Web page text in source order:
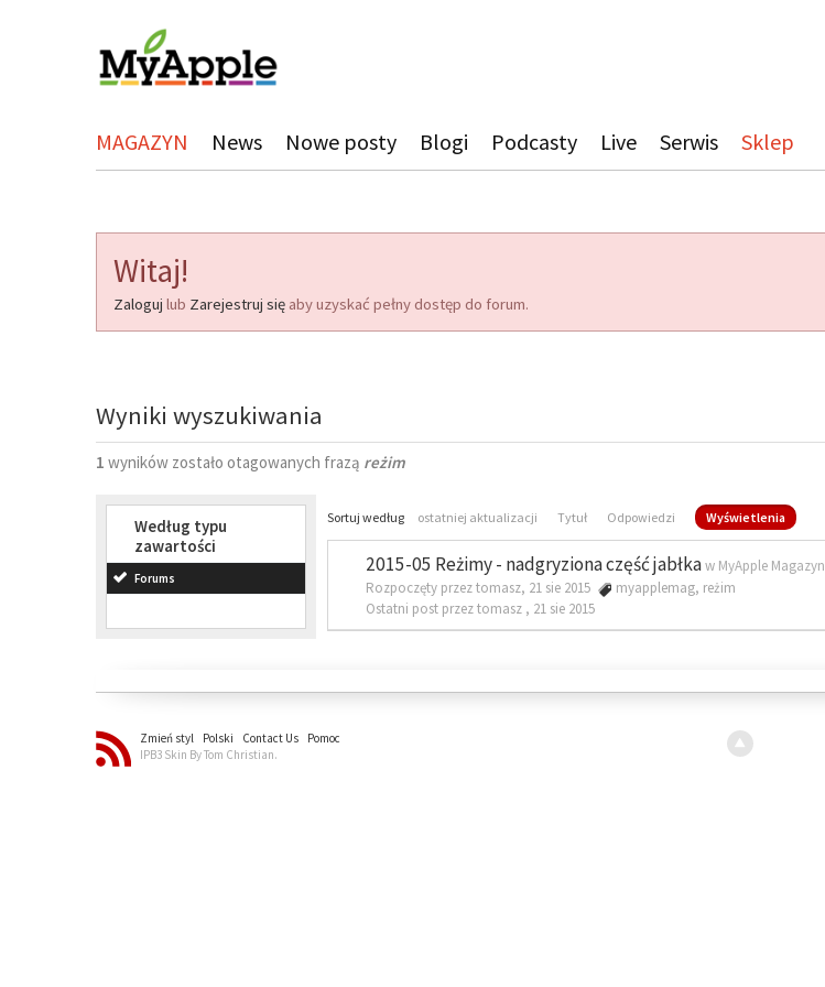
MAGAZYN News Nowe posty Blogi Podcasty Live Serwis Sklep
Witaj!
Zaloguj lub Zarejestruj się aby uzyskać pełny dostęp do forum.
Wyniki wyszukiwania
1 wyników zostało otagowanych frazą reżim
Według typu
zawartości
Forums
Sortuj według ostatniej aktualizacji Tytuł Odpowiedzi Wyświetlenia
2015-05 Reżimy - nadgryziona część jabłkaw MyApple Magazyn
Rozpoczęty przez tomasz, 21 sie 2015
myapplemag, reżim
Ostatni post przez tomasz , 21 sie 2015
Zmień styl Polski Contact Us
Pomoc
IPB3 Skin By Tom Christian.